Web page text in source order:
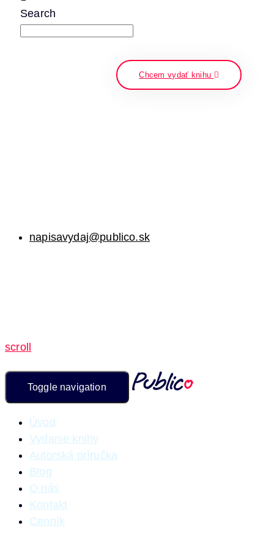
Search
Chcem vydať knihu
napisavydaj@publico.sk
scroll
Toggle navigation
Úvod
Vydanie knihy
Autorská príručka
Blog
O nás
Kontakt
Cenník